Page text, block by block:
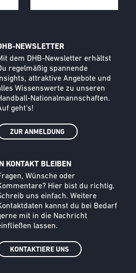
NEWSLETTER
dem DHB-Newsletter erhältst
regelmäßig spannende
Insights, attraktive Angebote und
Wissenswerte zu unseren
Nationalmannschaften.
geht‘s!
ZUR ANMELDUNG
IN KONTAKT BLEIBEN
Wünsche oder
Hier bist du richtig.
uns einfach. Weitere
kannst du bei Bedarf
mit in die Nachricht
lassen.
KONTAKTIERE UNS